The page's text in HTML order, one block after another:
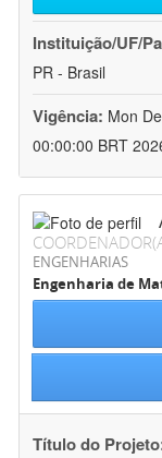
Instituição/UF/
PR - Brasil
Vigência: Mon
00:00:00 BRT
ENGENHARIAS
Engenharia de
Título do